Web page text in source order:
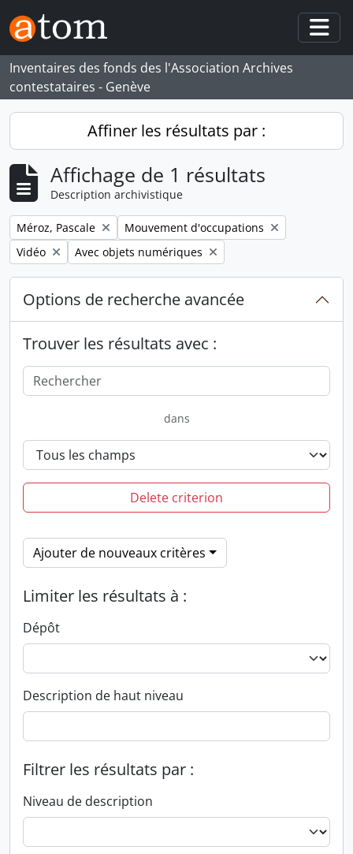
Skip to main content
Inventaires des fonds des l'Association Archives
contestataires - Genève
Affiner les résultats par :
Affichage de 1 résultats
Description archivistique
Remove filter:
Méroz, Pascale Remove filter:
Mouvement d'occupations
Remove filter:
Vidéo Remove filter:
Avec objets numériques
Options de recherche avancée
Trouver les résultats avec :
dans
Delete criterion
Ajouter de nouveaux critères
Limiter les résultats à :
Dépôt
Description de haut niveau
Filtrer les résultats par :
Niveau de description